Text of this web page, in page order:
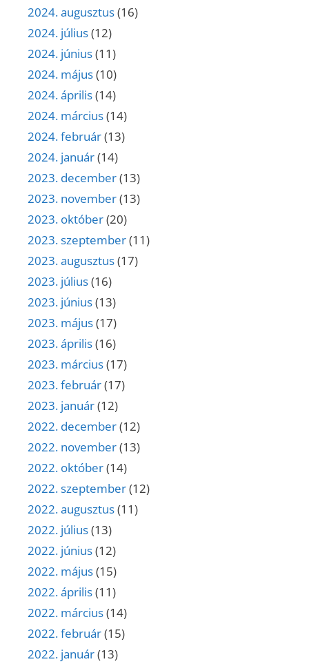
2024. augusztus(16)
2024. július(12)
2024. június(11)
2024. május(10)
2024. április(14)
2024. március(14)
2024. február(13)
2024. január(14)
2023. december(13)
2023. november(13)
2023. október(20)
2023. szeptember(11)
2023. augusztus(17)
2023. július(16)
2023. június(13)
2023. május(17)
2023. április(16)
2023. március(17)
2023. február(17)
2023. január(12)
2022. december(12)
2022. november(13)
2022. október(14)
2022. szeptember(12)
2022. augusztus(11)
2022. július(13)
2022. június(12)
2022. május(15)
2022. április(11)
2022. március(14)
2022. február(15)
2022. január(13)